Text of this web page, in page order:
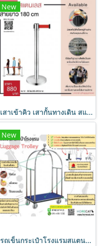
New
เสาเข้าคิว เสากั้นทางเดิน สแตนเลสพร้อมสายดึง(สีแดง) HORECAT code 24694
New
รถเข็นกระเป๋าโรงแรมสแตนเลส ทรงกรงนก รถเข็นโรงแรม รถเข็นสแตนเลส รถเข็นกระเป๋าลูกค้า HORECAT code 53472